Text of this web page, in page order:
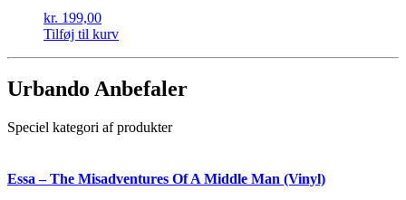
kr. 199,00
Tilføj til kurv
Urbando Anbefaler
Speciel kategori af produkter
Essa – The Misadventures Of A Middle Man (Vinyl)